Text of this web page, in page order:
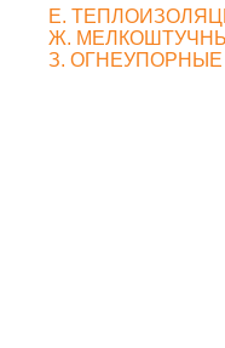
Е.
Ж.
З.